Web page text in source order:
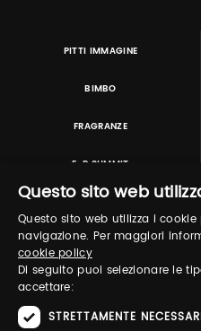
PITTI IMMAGINE
BIMBO
FRAGRANZE
E-P SUMMIT
TUTORING
Questo sito web
Questo sito web utilizza i
navigazione. Per maggiori
cookie policy
Di seguito puoi selezionare le
accettare:
STRETTAMENTE